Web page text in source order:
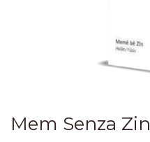
Mem Senza Zin